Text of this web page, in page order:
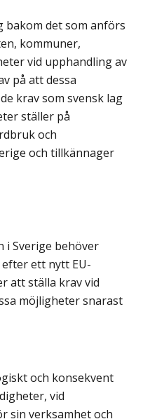
bakom det som anförs
kommuner,
vid upphandling av
på att dessa
krav som svensk lag
ställer på
och
och tillkännager
i Sverige behöver
ett nytt EU-
att ställa krav vid
möjligheter snarast
och konsekvent
vid
sin verksamhet och